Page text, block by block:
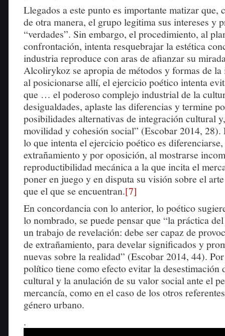
Llegados a este punto es importante matizar que,
de otra manera, el grupo legitima sus intereses y
“verdades”. Sin embargo, el procedimiento, al
confrontación, intenta resquebrajar la estética
industria reproduce con aras de afianzar su
Alcolirykoz se apropia de métodos y formas de
al posicionarse allí, el ejercicio poético intenta
que … el poderoso complejo industrial de la
desigualdades, aplaste las diferencias y termine
posibilidades alternativas de integración cultural
movilidad y cohesión social” (Escobar 2014, 28).
lo que intenta el ejercicio poético es diferenciarse,
extrañamiento y por oposición, al mostrarse
reproductibilidad mecánica a la que incita el
poner en juego y en disputa su visión sobre el
que el que se encuentran.[7]
En concordancia con lo anterior, lo poético
lo nombrado, se puede pensar que “la práctica
un trabajo de revelación: debe ser capaz de
de extrañamiento, para develar significados y
nuevas sobre la realidad” (Escobar 2014, 44).
político tiene como efecto evitar la desestimación
cultural y la anulación de su valor social ante el
mercancía, como en el caso de los otros
género urbano.
.